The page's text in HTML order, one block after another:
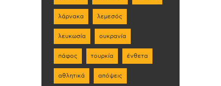
λάρνακα λεμεσός
λευκωσία ουκρανία
πάφος τουρκία ένθετα
αθλητικά απόψεις